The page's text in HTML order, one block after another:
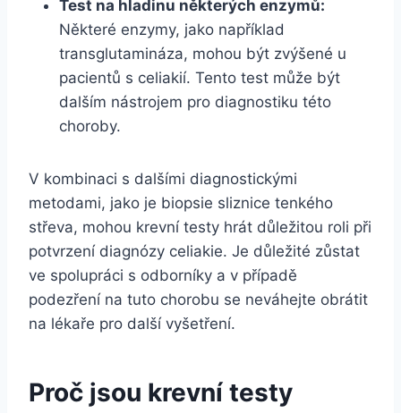
Test na hladinu některých enzymů:
Některé enzymy, jako například
transglutamináza, mohou být zvýšené u
pacientů s celiakií. Tento test může být
dalším nástrojem pro diagnostiku této
choroby.
V kombinaci s dalšími diagnostickými
metodami, jako je biopsie sliznice tenkého
střeva, mohou krevní testy hrát důležitou roli při
potvrzení diagnózy celiakie. Je důležité zůstat
ve spolupráci s odborníky a v případě
podezření na tuto chorobu se neváhejte obrátit
na lékaře pro další vyšetření.
Proč jsou krevní testy